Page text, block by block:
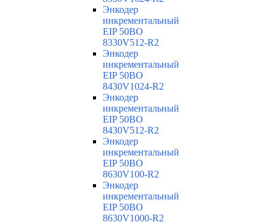
Энкодер
инкрементальный
EIP 50BO
8330V512-R2
Энкодер
инкрементальный
EIP 50BO
8430V1024-R2
Энкодер
инкрементальный
EIP 50BO
8430V512-R2
Энкодер
инкрементальный
EIP 50BO
8630V100-R2
Энкодер
инкрементальный
EIP 50BO
8630V1000-R2